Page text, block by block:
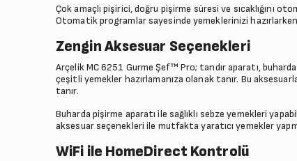
Çok amaçlı pişirici, doğru pişirme süresi ve sıcaklığını
Otomatik programlar sayesinde yemeklerinizi
Zengin Aksesuar Seçenekleri
Arçelik MC 6251 Gurme Şef™ Pro; tandır aparatı,
çeşitli yemekler hazırlamanıza olanak tanır. Bu
tanır.
Buharda pişirme aparatı ile sağlıklı sebze yemekleri
aksesuar seçenekleri ile mutfakta yaratıcı yemekler
WiFi ile HomeDirect Kontrolü